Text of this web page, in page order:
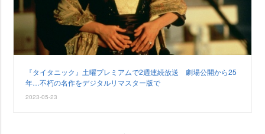
『タイタニック』土曜プレミアムで2週連続放送 劇場公開から25
年…不朽の名作をデジタルリマスター版で
2023-05-23